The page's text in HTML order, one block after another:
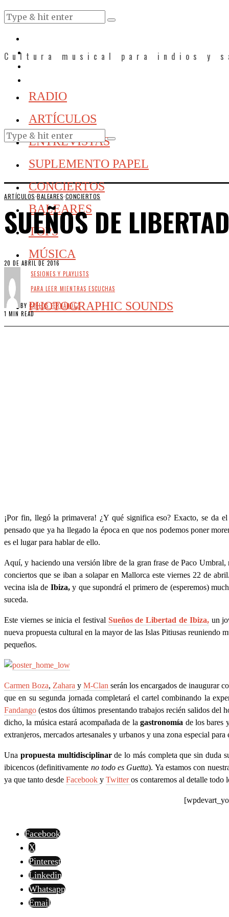
Cultura musical para indios y
RADIO
ARTÍCULOS
ENTREVISTAS
SUPLEMENTO PAPEL
CONCIERTOS
BALEARES
TOPS
MÚSICA
SESIONES Y PLAYLISTS
PARA LEER MIENTRAS ESCUCHAS
PHOTOGRAPHIC SOUNDS
ARTÍCULOS·BALEARES·CONCIERTOS
SUEÑOS DE
20 DE ABRIL DE 2016
BY CARLOS FERNÁNDEZ
1 MIN READ
¡Por fin, llegó la primavera! ¿Y qué significa eso? Exacto, se da
pensado que ya ha llegado la época en que nos podemos poner
es el lugar para hablar de ello.
Aquí, y haciendo una versión libre de la gran frase de Paco
conciertos que se iban a solapar en Mallorca este viernes 22 de
vecina isla de Ibiza,y que supondrá el primero de (esperemos)
suceda.
Este viernes se inicia el festival Sueños de Libertad de Ibiza,un
nueva propuesta cultural en la mayor de las Islas Pitiusas reuniendo
pequeños.
Carmen Boza, ZaharayM-Clanserán los encargados de inaugurar
que en su segunda jornada completará el cartel combinando la
Fandango (estos dos últimos presentando trabajos recién salidos del
dicho, la música estará acompañada de lagastronomía de los bares
extranjeros, mercados artesanales y urbanos y una zona especial
Una propuesta multidisciplinarde lo más completa que sin duda
ibicencos (definitivamente no todo es Guetta). Ya estamos con
ya que tanto desde Facebook y Twitteros contaremos al detalle todo
Facebook
X
Pinterest
Linkedin
Whatsapp
Email